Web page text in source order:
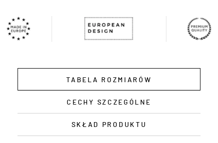
TABELA ROZMIARÓW
CECHY SZCZEGÓLNE
SKŁAD PRODUKTU